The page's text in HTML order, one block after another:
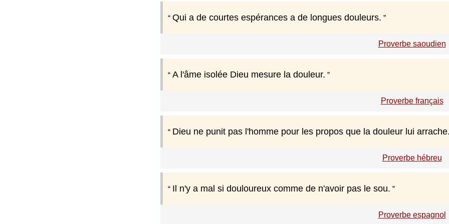
Qui a de courtes espérances a de longues douleurs.
Proverbe saoudien
A l'âme isolée Dieu mesure la douleur.
Proverbe français
Dieu ne punit pas l'homme pour les propos que la douleur lui
Proverbe hébreu
Il n'y a mal si douloureux comme de n'avoir pas le sou.
Proverbe espagnol